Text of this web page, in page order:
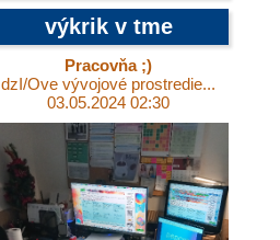
výkrik v tme
Pracovňa ;)
dzI/Ove vývojové prostredie...
03.05.2024 02:30